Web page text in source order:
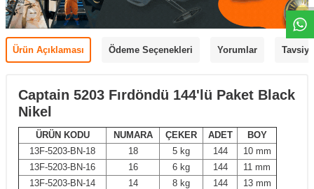
Ürün Açıklaması Ödeme Seçenekleri Yorumlar
Captain 5203 Fırdöndü 144'lü Paket Black
Nikel
ÜRÜN KODU NUMARA ÇEKER ADET
BOY
13F-5203-BN-18
18 5 kg 144
10 mm
13F-5203-BN-16
16 6 kg 144
11 mm
13F-5203-BN-14
14 8 kg 144
13 mm